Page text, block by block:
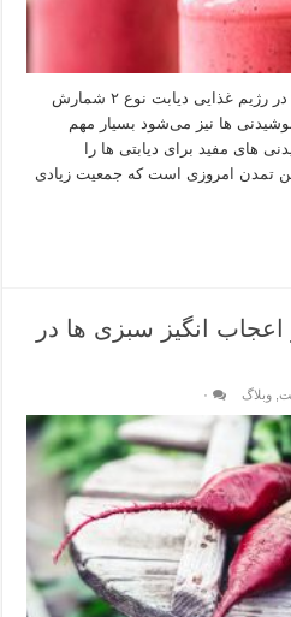
نوشیدنی های مفید برای دیابتی ها در رژیم غذایی دیابت نوع ۲ شمارش
ها نیز می‌شود بسیار مهم
های مفید برای دیابتی ها را
نوع ۲ بیماری مزمن تمدن امروزی است که جمعیت زیادی
اعجاب انگیز سبزی ها در
,وبلاگ ۰